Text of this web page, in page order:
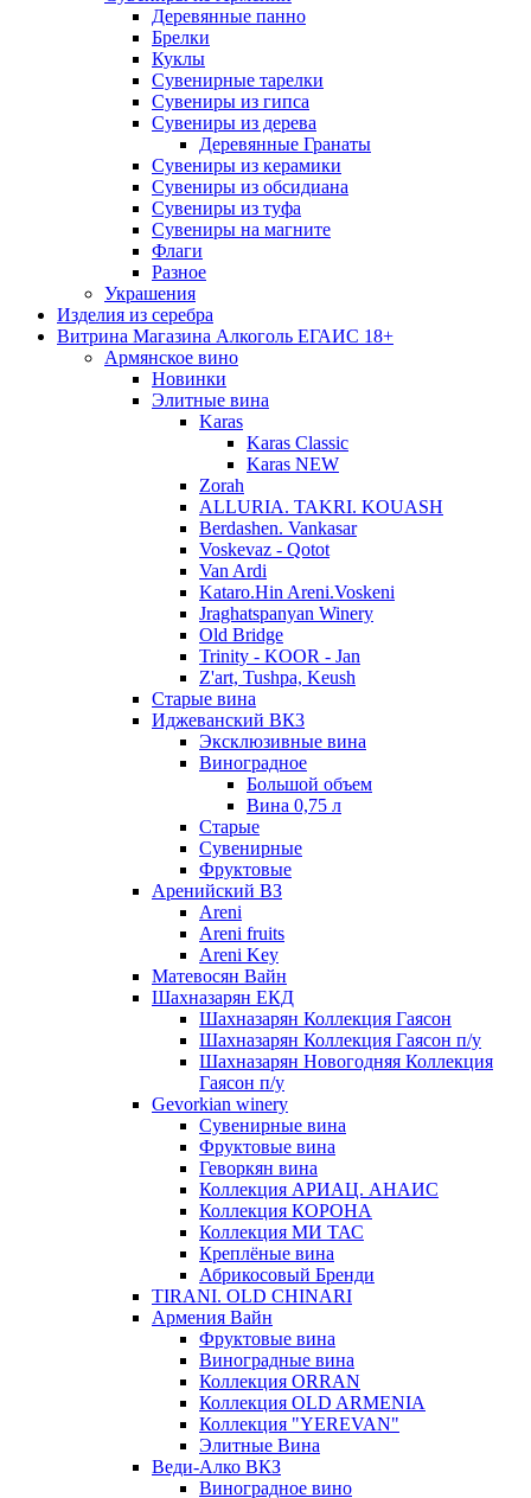
Деревянные панно
Брелки
Куклы
Сувенирные тарелки
Сувениры из гипса
Сувениры из дерева
Деревянные Гранаты
Сувениры из керамики
Сувениры из обсидиана
Сувениры из туфа
Сувениры на магните
Флаги
Разное
Украшения
Изделия из серебра
Витрина Магазина Алкоголь ЕГАИС 18+
Армянское вино
Новинки
Элитные вина
Karas
Karas Classic
Karas NEW
Zorah
ALLURIA. TAKRI. KOUASH
Berdashen. Vankasar
Voskevaz - Qotot
Van Ardi
Kataro.Hin Areni.Voskeni
Jraghatspanyan Winery
Old Bridge
Trinity - KOOR - Jan
Z'art, Tushpa, Keush
Старые вина
Иджеванский ВК3
Эксклюзивные вина
Виноградное
Большой объем
Вина 0,75 л
Старые
Сувенирные
Фруктовые
Аренийский ВЗ
Areni
Areni fruits
Areni Key
Матевосян Вайн
Шахназарян ЕКД
Шахназарян Коллекция Гаясон
Шахназарян Коллекция Гаясон п/у
Шахназарян Новогодняя Коллекция
Гаясон п/у
Gevorkian winery
Сувенирные вина
Фруктовые вина
Геворкян вина
Коллекция АРИАЦ. АНАИС
Коллекция КОРОНА
Коллекция МИ ТАС
Креплёные вина
Абрикосовый Бренди
TIRANI. OLD CHINARI
Армения Вайн
Фруктовые вина
Виноградные вина
Коллекция ORRAN
Коллекция OLD ARMENIA
Коллекция "YEREVAN"
Элитные Вина
Веди-Алко ВКЗ
Виноградное вино